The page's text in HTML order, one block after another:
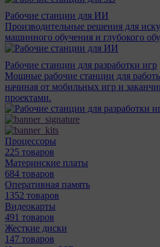
Рабочие станции для ИИ
Производительные решения для
машинного обучения и глубокого
Рабочие станции для разработки игр
Мощные рабочие станции для
начиная от мобильных игр и
проектами.
Процессоры
225 товаров
Материнcкие платы
684 товаров
Оперативная память
1352 товаров
Видеокарты
491 товаров
Жесткие диски
147 товаров